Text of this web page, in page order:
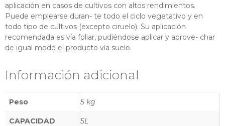
aplicación en casos de cultivos con altos rendimientos.
Puede emplearse duran- te todo el ciclo vegetativo y en
todo tipo de cultivos (excepto ciruelo). Su aplicación
recomendada es vía foliar, pudiéndose aplicar y aprove- char
de igual modo el producto vía suelo.
Información adicional
Peso 5 kg
CAPACIDAD 5L